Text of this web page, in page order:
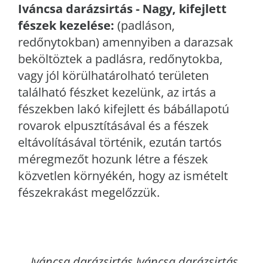
Iváncsa darázsirtás - Nagy, kifejlett
fészek kezelése: (padláson,
redőnytokban) amennyiben a darazsak
beköltöztek a padlásra, redőnytokba,
vagy jól körülhatárolható területen
található fészket kezelünk, az irtás a
fészekben lakó kifejlett és bábállapotú
rovarok elpusztításával és a fészek
eltávolításával történik, ezután tartós
méregmezőt hozunk létre a fészek
közvetlen környékén, hogy az ismételt
fészekrakást megelőzzük.